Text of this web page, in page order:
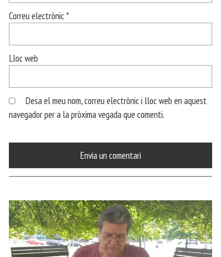
Correu electrònic *
Lloc web
Desa el meu nom, correu electrònic i lloc web en aquest
navegador per a la pròxima vegada que comenti.